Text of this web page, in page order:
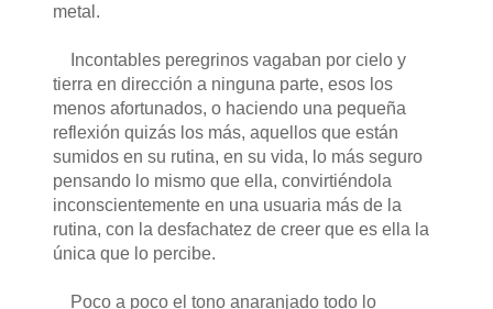
metal.
Incontables peregrinos vagaban por cielo y
tierra en dirección a ninguna parte, esos los
menos afortunados, o haciendo una pequeña
reflexión quizás los más, aquellos que están
sumidos en su rutina, en su vida, lo más seguro
pensando lo mismo que ella, convirtiéndola
inconscientemente en una usuaria más de la
rutina, con la desfachatez de creer que es ella la
única que lo percibe.
Poco a poco el tono anaranjado todo lo